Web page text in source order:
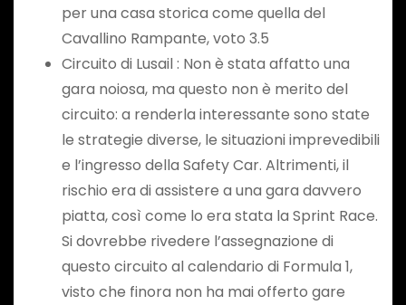
per una casa storica come quella del
Cavallino Rampante, voto 3.5
Circuito di Lusail : Non è stata affatto una
gara noiosa, ma questo non è merito del
circuito: a renderla interessante sono state
le strategie diverse, le situazioni imprevedibili
e l’ingresso della Safety Car. Altrimenti, il
rischio era di assistere a una gara davvero
piatta, così come lo era stata la Sprint Race.
Si dovrebbe rivedere l’assegnazione di
questo circuito al calendario di Formula 1,
visto che finora non ha mai offerto gare